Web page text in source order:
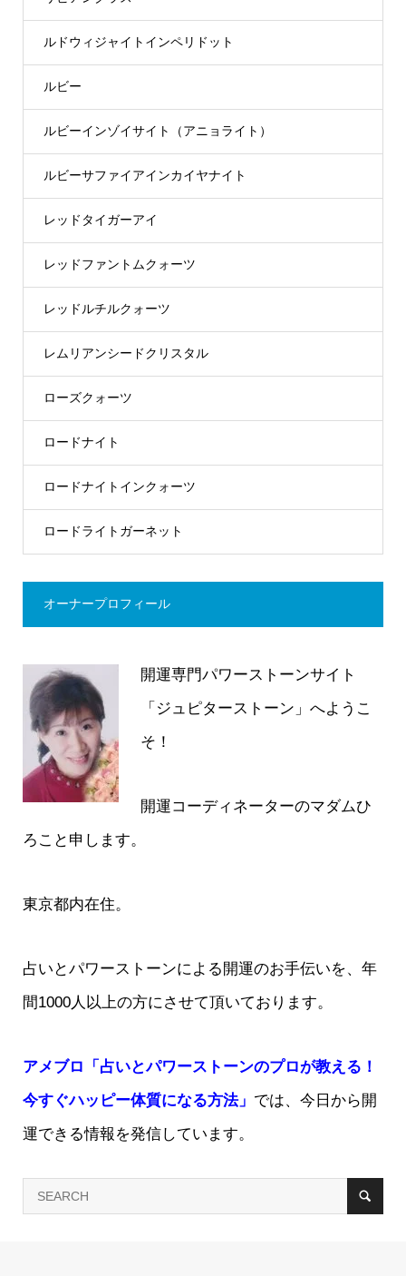
ルドウィジャイトインペリドット
ルビー
ルビーインゾイサイト（アニョライト）
ルビーサファイアインカイヤナイト
レッドタイガーアイ
レッドファントムクォーツ
レッドルチルクォーツ
レムリアンシードクリスタル
ローズクォーツ
ロードナイト
ロードナイトインクォーツ
ロードライトガーネット
オーナープロフィール
開運専門パワーストーンサイト
「ジュピターストーン」へようこ
そ！
開運コーディネーターのマダムひ
ろこと申します。
東京都内在住。
占いとパワーストーンによる開運のお手伝いを、年
間1000人以上の方にさせて頂いております。
アメブロ「占いとパワーストーンのプロが教える！
今すぐハッピー体質になる方法」 では、今日から開
運できる情報を発信しています。